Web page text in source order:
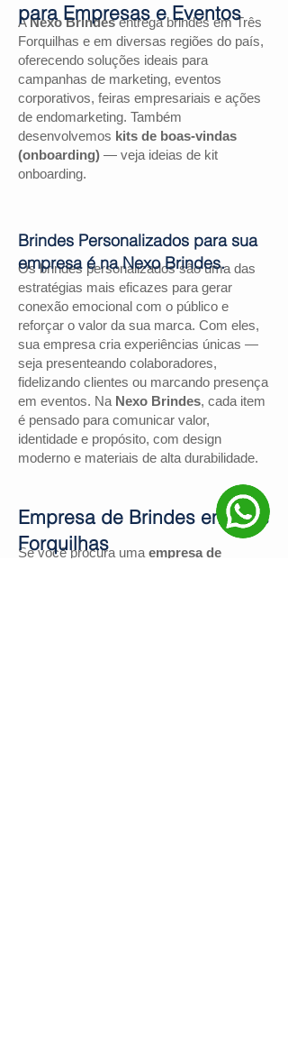
ANexo Brindesentrega brindes em Três
Forquilhas e em diversas regiões do país,
oferecendo soluções ideais para
campanhas de marketing, eventos
corporativos, feiras empresariais e ações
de endomarketing. Também
desenvolvemos kits de boas-vindas
(onboarding) — veja ideias de kit
onboarding.
Os brindes personalizados são uma das
estratégias mais eficazes para gerar
conexão emocional com o público e
reforçar o valor da sua marca. Com eles,
sua empresa cria experiências únicas —
seja presenteando colaboradores,
fidelizando clientes ou marcando presença
em eventos. Na Nexo Brindes, cada item
é pensado para comunicar valor,
identidade e propósito, com design
moderno e materiais de alta durabilidade.
Se você procura uma empresa de
para Empresas e Eventos
Brindes Personalizados para sua
empresa é na Nexo Brindes.
Empresa de Brindes em Três
Forquilhas